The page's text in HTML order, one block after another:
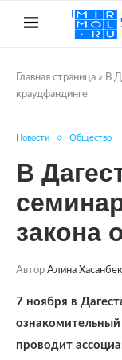
Главная страница » В
краудфандинге
Новости Общество
В
закона
Автор Алина
7 ноября в
проводит